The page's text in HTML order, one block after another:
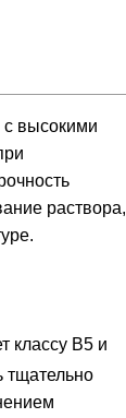
с высокими
раствора,
классу В5 и
тщательно